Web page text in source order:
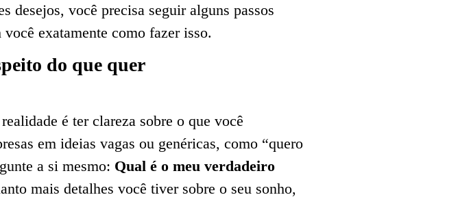
desejos, você precisa seguir alguns passos
exatamente como fazer isso.
do que quer
é ter clareza sobre o que você
em ideias vagas ou genéricas, como “quero
a si mesmo: Qual é o meu verdadeiro
mais detalhes você tiver sobre o seu sonho,